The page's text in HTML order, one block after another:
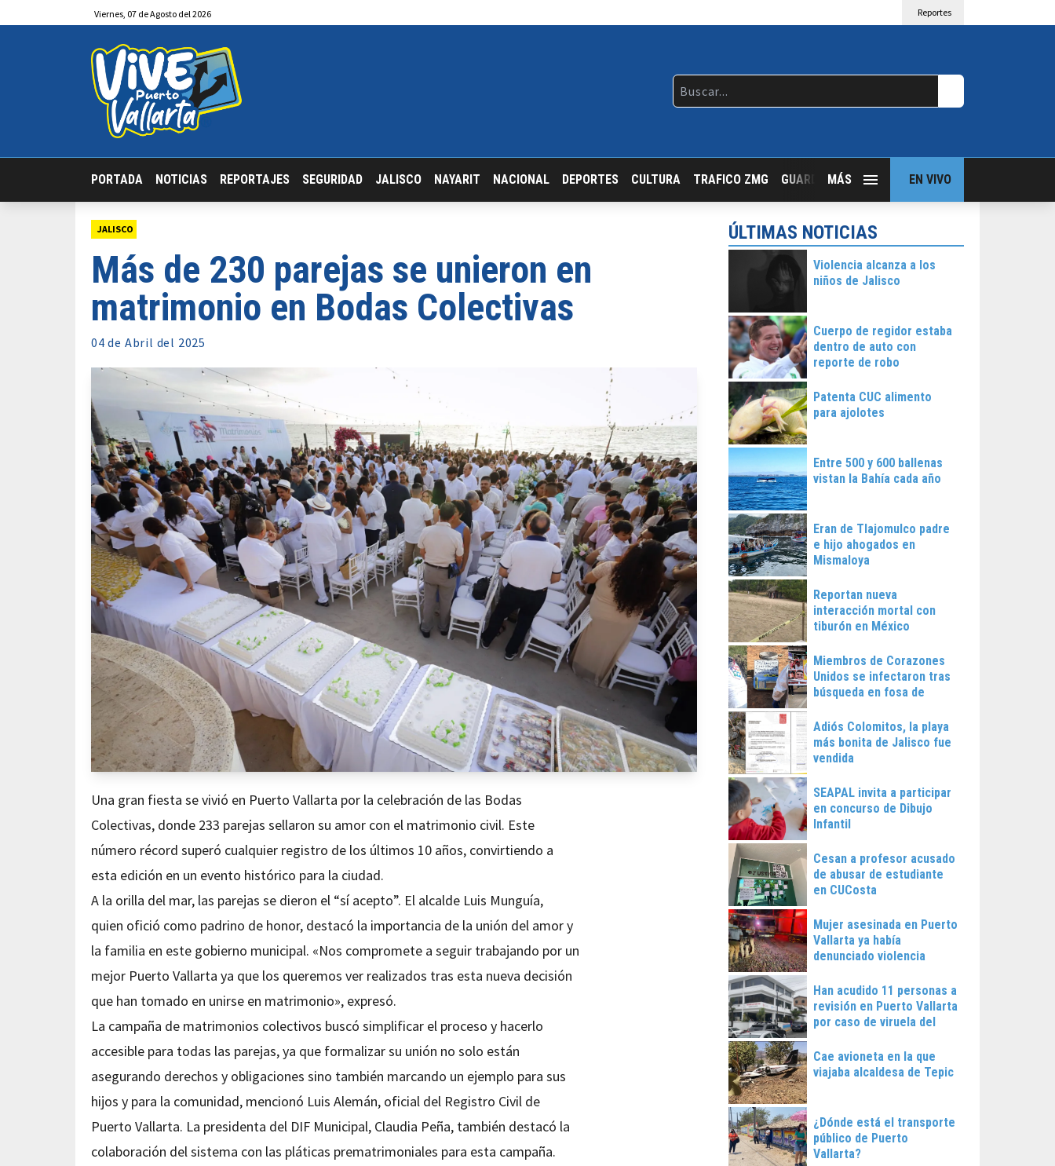
Viernes, 07 deAgosto del 2026 Reportes
PORTADA NOTICIAS REPORTAJES SEGURIDAD JALISCO NAYARIT NACIONAL DEPORTES CULTURA TRAFICO ZMG GUARDIA NOCTURNA GUADALAJARA FOLLOW
MÁS EN VIVO
JALISCO
Más de 230 parejas se unieron en
matrimonio en Bodas Colectivas
04 de Abril del 2025
Una gran fiesta se vivió en Puerto Vallarta por la celebración de las Bodas
Colectivas, donde 233 parejas sellaron su amor con el matrimonio civil. Este
número récord superó cualquier registro de los últimos 10 años, convirtiendo a
esta edición en un evento histórico para la ciudad.
A la orilla del mar, las parejas se dieron el “sí acepto”. El alcalde Luis Munguía,
quien ofició como padrino de honor, destacó la importancia de la unión del amor y
la familia en este gobierno municipal. «Nos compromete a seguir trabajando por un
mejor Puerto Vallarta ya que los queremos ver realizados tras esta nueva decisión
que han tomado en unirse en matrimonio», expresó.
La campaña de matrimonios colectivos buscó simplificar el proceso y hacerlo
accesible para todas las parejas, ya que formalizar su unión no solo están
asegurando derechos y obligaciones sino también marcando un ejemplo para sus
hijos y para la comunidad, mencionó Luis Alemán, oficial del Registro Civil de
Puerto Vallarta. La presidenta del DIF Municipal, Claudia Peña, también destacó la
colaboración del sistema con las pláticas prematrimoniales para esta campaña.
ÚLTIMAS NOTICIAS
Violencia alcanza a los
niños de Jalisco
Cuerpo de regidor estaba
dentro de auto con
reporte de robo
Patenta CUC alimento
para ajolotes
Entre 500 y 600 ballenas
vistan la Bahía cada año
Eran de Tlajomulco padre
e hijo ahogados en
Mismaloya
Reportan nueva
interacción mortal con
tiburón en México
Miembros de Corazones
Unidos se infectaron tras
búsqueda en fosa de
Adiós Colomitos, la playa
más bonita de Jalisco fue
vendida
SEAPAL invita a participar
en concurso de Dibujo
Infantil
Cesan a profesor acusado
de abusar de estudiante
en CUCosta
Mujer asesinada en Puerto
Vallarta ya había
denunciado violencia
Han acudido 11 personas a
revisión en Puerto Vallarta
por caso de viruela del
Cae avioneta en la que
viajaba alcaldesa de Tepic
¿Dónde está el transporte
público de Puerto
Vallarta?